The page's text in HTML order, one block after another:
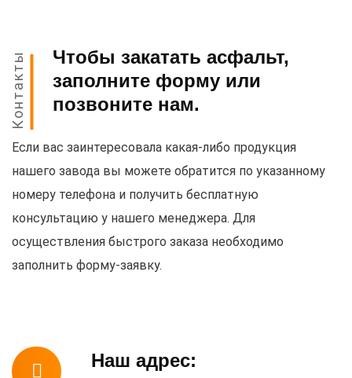
Контакты
Чтобы закатать асфальт,
заполните форму или
позвоните нам.
Если вас заинтересовала какая-либо продукция
нашего завода вы можете обратится по указанному
номеру телефона и получить бесплатную
консультацию у нашего менеджера. Для
осуществления быстрого заказа необходимо
заполнить форму-заявку.
Наш адрес: